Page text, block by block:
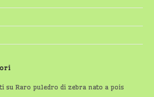
suRaro puledro di zebra nato a pois